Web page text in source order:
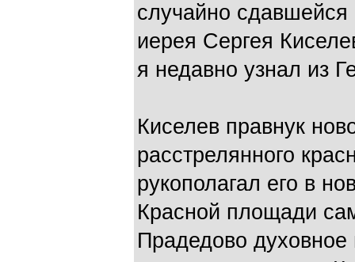
случайно
иерея Сергея
я недавно узнал из
Киселев правнук
расстрелянного
рукополагал его в
Красной площади
Прадедово